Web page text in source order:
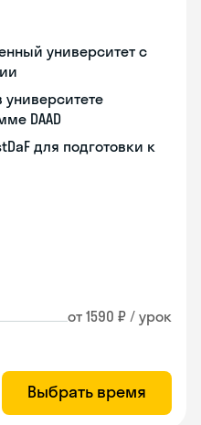
университет с
DAAD
для подготовки к
от 1590 ₽ / урок
Выбрать время